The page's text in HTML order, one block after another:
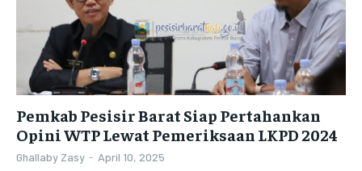
Pemkab Pesisir Barat Siap Pertahankan
Opini WTP Lewat Pemeriksaan LKPD 2024
Ghallaby Zasy - April 10, 2025